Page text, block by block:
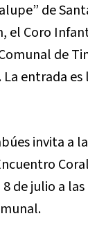
de
el Coro
de
entrada es
invita a
de julio a